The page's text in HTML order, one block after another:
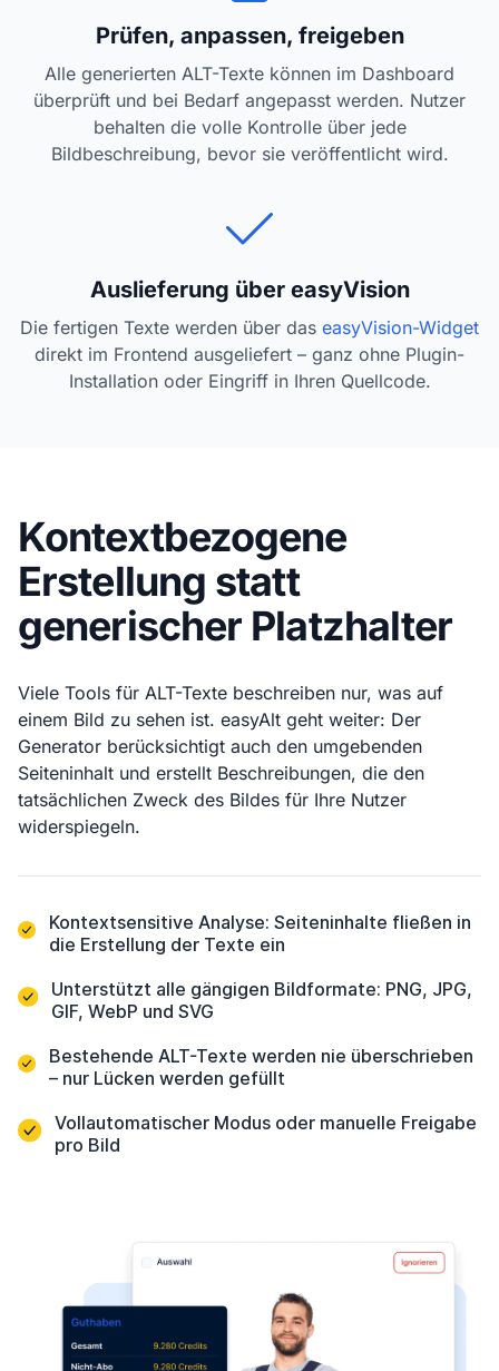
Prüfen, anpassen, freigeben
Alle generierten ALT-Texte können im Dashboard
überprüft und bei Bedarf angepasst werden. Nutzer
behalten die volle Kontrolle über jede
Bildbeschreibung, bevor sie veröffentlicht wird.
Auslieferung über easyVision
Die fertigen Texte werden über das easyVision-Widget
direkt im Frontend ausgeliefert – ganz ohne Plugin-
Installation oder Eingriff in Ihren Quellcode.
Kontextbezogene
Erstellung statt
generischer Platzhalter
Viele Tools für ALT-Texte beschreiben nur, was auf
einem Bild zu sehen ist. easyAlt geht weiter: Der
Generator berücksichtigt auch den umgebenden
Seiteninhalt und erstellt Beschreibungen, die den
tatsächlichen Zweck des Bildes für Ihre Nutzer
widerspiegeln.
Kontextsensitive Analyse: Seiteninhalte fließen in
die Erstellung der Texte ein
Unterstützt alle gängigen Bildformate: PNG, JPG,
GIF, WebP und SVG
Bestehende ALT-Texte werden nie überschrieben
– nur Lücken werden gefüllt
Vollautomatischer Modus oder manuelle Freigabe
pro Bild